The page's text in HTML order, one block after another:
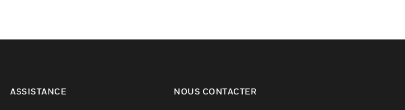
ASSISTANCE NOUS CONTACTER